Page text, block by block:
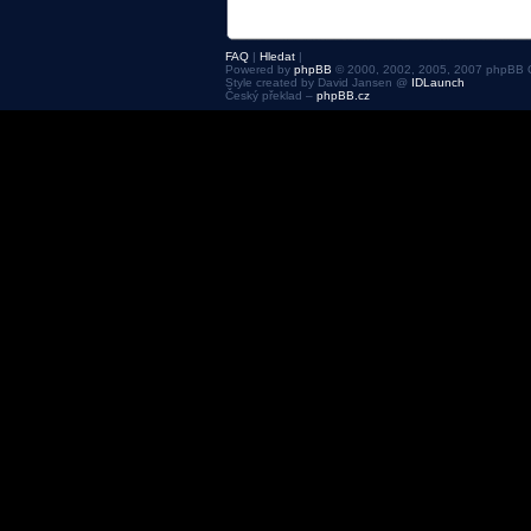
FAQ | Hledat |
Powered by phpBB © 2000, 2002, 2005, 2007 phpBB
Style created by David Jansen @ IDLaunch
Český překlad – phpBB.cz